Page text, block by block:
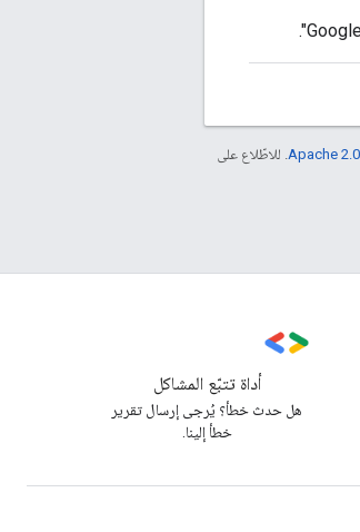
. للاطّلاع على
أداة تتبّع المشاكل
هل حدث خطأ؟ يُرجى إرسال تقرير
خطأ إلينا.